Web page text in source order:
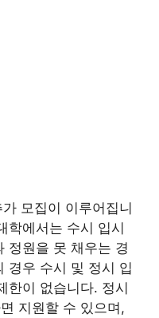
모집이 이루어집니
학에서는 수시 입시
정원을 못 채우는 경
경우 수시 및 정시 입
한이 없습니다. 정시
지원할 수 있으며,